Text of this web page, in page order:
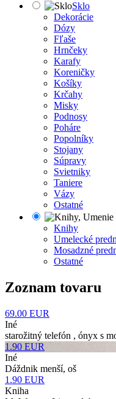
Sklo
Dekorácie
Dózy
Fľaše
Hrnčeky
Karafy
Koreničky
Košíky
Krčahy
Misky
Podnosy
Poháre
Popolníky
Stojany
Súpravy
Svietniky
Taniere
Vázy
Ostatné
Knihy
Umelecké
Mosadzné
Ostatné
Zoznam tovaru
69.00 EUR
Iné
starožitný telefón , ónyx s
1.90 EUR
Iné
Dáždnik menší, oš
1.90 EUR
Kniha